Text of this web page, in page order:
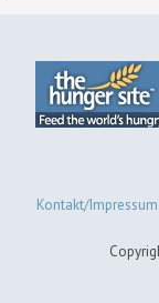
Kontakt/Impressum